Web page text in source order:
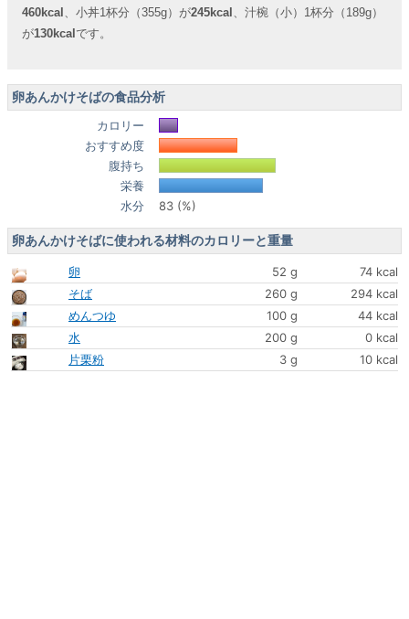
460kcal 、小丼1杯分（355g）が245kcal 、汁椀（小）1杯分（189g）
が130kcal です。
卵あんかけそばの食品分析
カロリー
おすすめ度
腹持ち
栄養
水分
83 (%)
卵あんかけそばに使われる材料のカロリーと重量
卵 52 g
74 kcal
そば
260 g
294 kcal
めんつゆ
100 g
44 kcal
水
200 g
0 kcal
片栗粉
3 g 10 kcal